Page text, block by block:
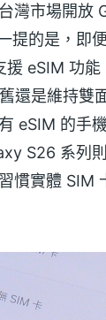
灣市場開放
提的是，即
援 eSIM 功
還是維持雙
eSIM 的手
S26 系列
慣實體 SIM